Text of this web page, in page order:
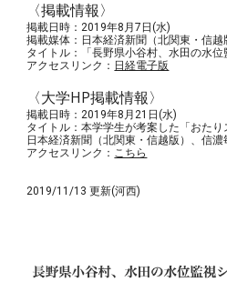
〈掲載情報〉
掲載日時：2019年8月7日(水)
掲載媒体：日本経済新聞（北関東・信越
タイトル：「長野県小谷村、水田の水位
アクセスリンク： 日経電子版
〈大学HP掲載情報〉
掲載日時：2019年8月21日(水)
タイトル：本学学生が考案した「おた
日本経済新聞（北関東・信越版）、信
アクセスリンク： こちら
2019/11/13 更新(河西)